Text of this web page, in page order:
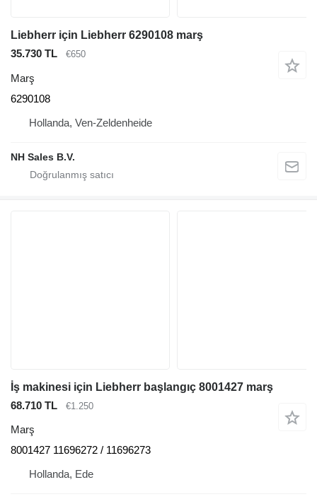
Liebherr için Liebherr 6290108 marş
35.730 TL
€650
Marş
6290108
Hollanda, Ven-Zeldenheide
NH Sales B.V.
İş makinesi için Liebherr başlangıç 8001427 marş
68.710 TL
€1.250
Marş
8001427 11696272 / 11696273
Hollanda, Ede